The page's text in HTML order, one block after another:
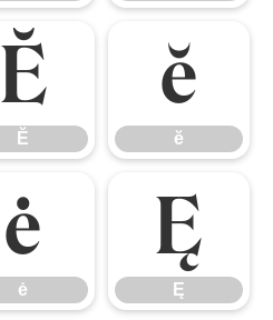
Ĕ
Ĕ
ĕ
ĕ
ė
ė
Ę
Ę